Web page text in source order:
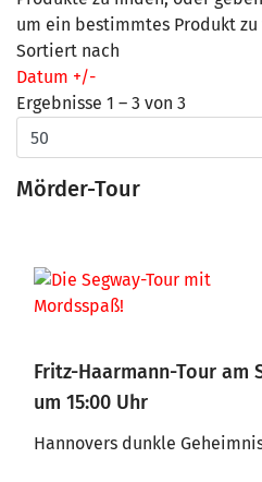
um ein bestimmtes Produkt zu
Sortiert nach
Datum +/-
Ergebnisse 1 – 3 von 3
Mörder-Tour
Fritz-Haarmann-Tour am
um 15:00 Uhr
Hannovers dunkle